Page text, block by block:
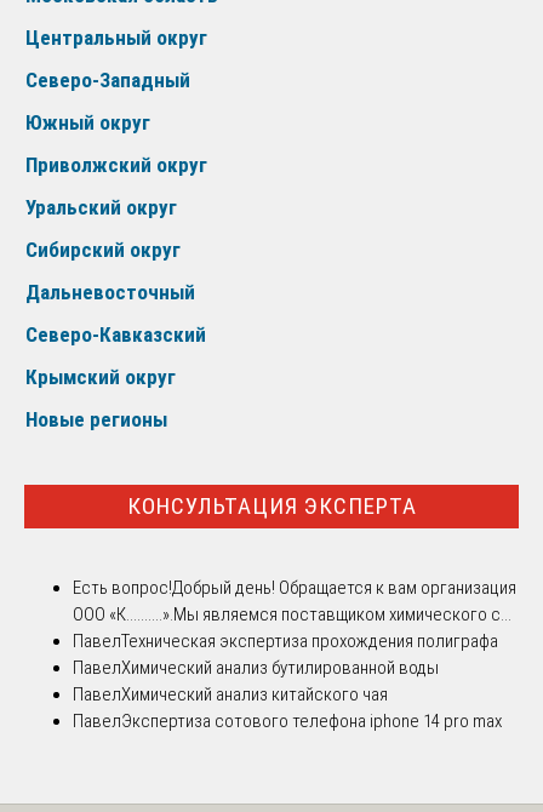
Центральный округ
Северо-Западный
Южный округ
Приволжский округ
Уральский округ
Сибирский округ
Дальневосточный
Северо-Кавказский
Крымский округ
Новые регионы
КОНСУЛЬТАЦИЯ ЭКСПЕРТА
Есть вопрос!Добрый день! Обращается к вам организация
ООО «К..........».Мы являемся поставщиком химического с...
ПавелТехническая экспертиза прохождения полиграфа
ПавелХимический анализ бутилированной воды
ПавелХимический анализ китайского чая
ПавелЭкспертиза сотового телефона iphone 14 pro max